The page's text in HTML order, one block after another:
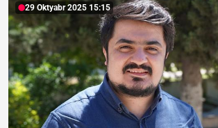
29 Oktyabr 2025 15:15